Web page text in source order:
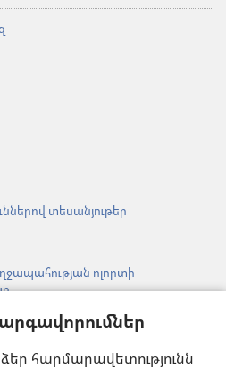
հարմարավետությունն
տեսանյութեր
ոլորտի